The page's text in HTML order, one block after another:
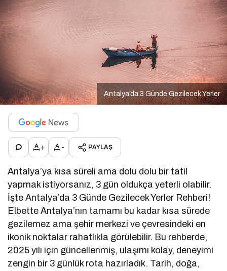
Antalya’da 3 Günde Gezilecek Yerler
+ - PAYLAŞ
Antalya’ya kısa süreli ama dolu dolu bir tatil
yapmak istiyorsanız, 3 gün oldukça yeterli olabilir.
İşte Antalya’da 3 Günde Gezilecek Yerler Rehberi!
Elbette Antalya’nın tamamı bu kadar kısa sürede
gezilemez ama şehir merkezi ve çevresindeki en
ikonik noktalar rahatlıkla görülebilir. Bu rehberde,
2025 yılı için güncellenmiş, ulaşımı kolay, deneyimi
zengin bir 3 günlük rota hazırladık. Tarih, doğa,